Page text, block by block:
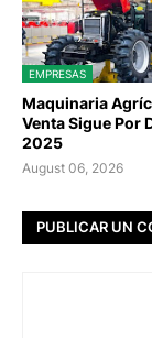
EMPRESAS
Maquinaria
Venta Sigue Por
2025
August 06, 2026
PUBLICAR UN